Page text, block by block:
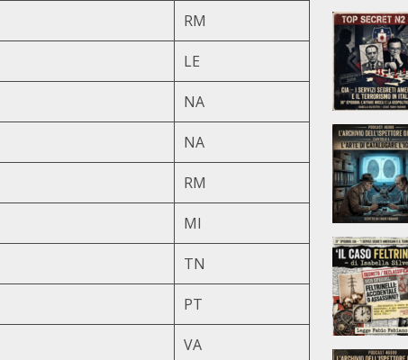
RM
LE
NA
NA
RM
MI
TN
PT
VA